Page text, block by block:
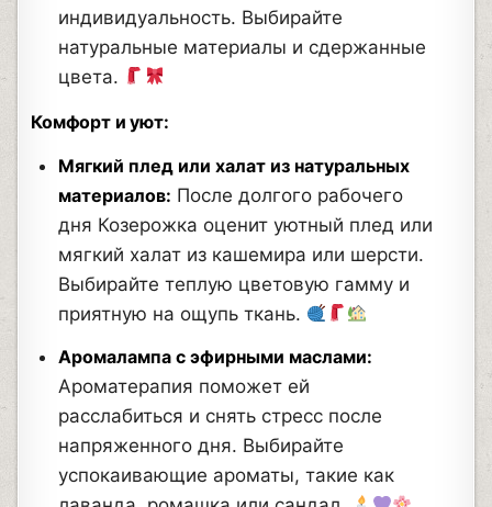
индивидуальность. Выбирайте
натуральные материалы и сдержанные
цвета.
Комфорт и уют:
Мягкий плед или халат из натуральных
материалов: После долгого рабочего
дня Козерожка оценит уютный плед или
мягкий халат из кашемира или шерсти.
Выбирайте теплую цветовую гамму и
приятную на ощупь ткань.
Аромалампа с эфирными маслами:
Ароматерапия поможет ей
расслабиться и снять стресс после
напряженного дня. Выбирайте
успокаивающие ароматы, такие как